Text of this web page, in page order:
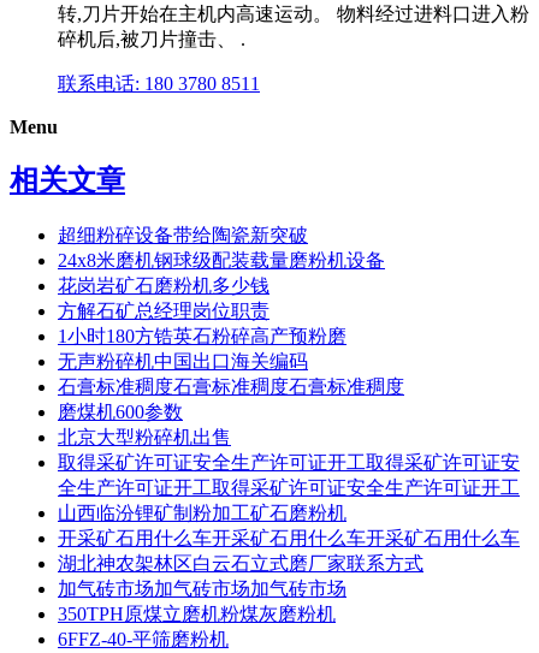
转,刀片开始在主机内高速运动。 物料经过进料口进入粉
碎机后,被刀片撞击、 .
联系电话: 180 3780 8511
Menu
相关文章
超细粉碎设备带给陶瓷新突破
24x8米磨机钢球级配装载量磨粉机设备
花岗岩矿石磨粉机多少钱
方解石矿总经理岗位职责
1小时180方锆英石粉碎高产预粉磨
无声粉碎机中国出口海关编码
石膏标准稠度石膏标准稠度石膏标准稠度
磨煤机600参数
北京大型粉碎机出售
取得采矿许可证安全生产许可证开工取得采矿许可证安
全生产许可证开工取得采矿许可证安全生产许可证开工
山西临汾锂矿制粉加工矿石磨粉机
开采矿石用什么车开采矿石用什么车开采矿石用什么车
湖北神农架林区白云石立式磨厂家联系方式
加气砖市场加气砖市场加气砖市场
350TPH原煤立磨机粉煤灰磨粉机
6FFZ-40-平筛磨粉机